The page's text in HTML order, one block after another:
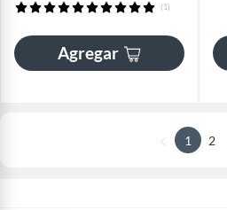
(1)
Agregar
1 2